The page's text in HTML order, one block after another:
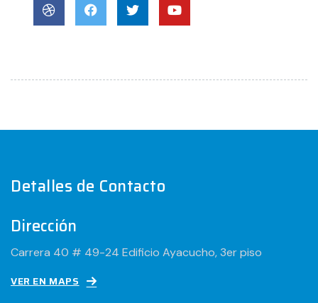
Detalles de Contacto
Dirección
Carrera 40 # 49-24 Edificio Ayacucho, 3er piso
VER EN MAPS